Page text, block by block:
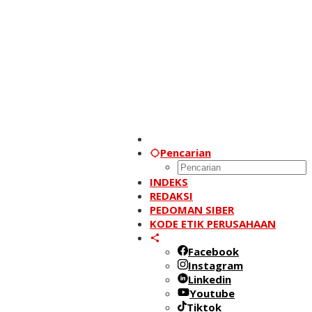
Pencarian
INDEKS
REDAKSI
PEDOMAN SIBER
KODE ETIK PERUSAHAAN
Facebook
Instagram
Linkedin
Youtube
Tiktok